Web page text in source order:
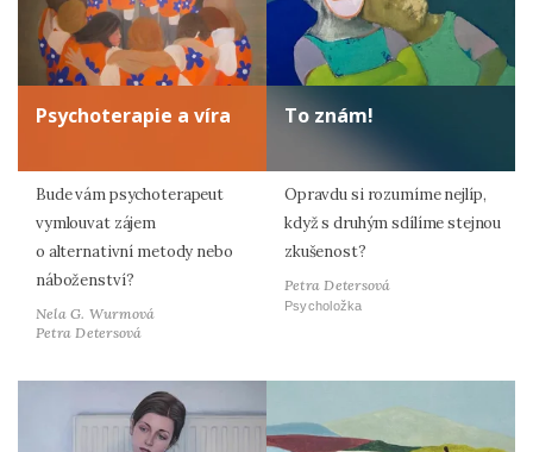
Psychoterapie a víra
Bude vám psychoterapeut
vymlouvat zájem
o alternativní metody nebo
náboženství?
Nela G. Wurmová
Petra Detersová
To znám!
Opravdu si rozumíme nejlíp,
když s druhým sdílíme stejnou
zkušenost?
Petra Detersová
Psycholožka